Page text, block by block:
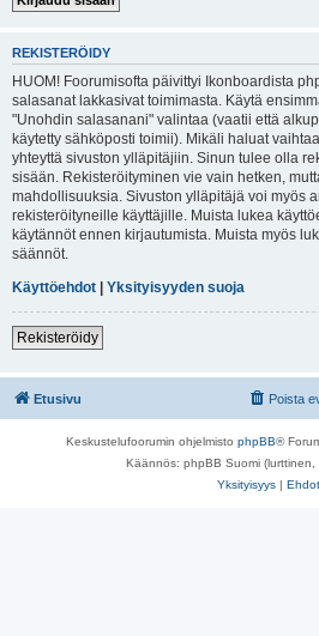
REKISTERÖIDY
HUOM! Foorumisofta päivittyi Ikonboardista
salasanat lakkasivat toimimasta. Käytä
"Unohdin salasanani" valintaa (vaatii että
käytetty sähköposti toimii). Mikäli haluat
yhteyttä sivuston ylläpitäjiin. Sinun tulee olla
sisään. Rekisteröityminen vie vain hetken,
mahdollisuuksia. Sivuston ylläpitäjä voi myös
rekisteröityneille käyttäjille. Muista lukea
käytännöt ennen kirjautumista. Muista myös
säännöt.
Käyttöehdot | Yksityisyyden suoja
Rekisteröidy
Etusivu Poista
Keskustelufoorumin ohjelmisto phpBB®
Käännös: phpBB Suomi (lurttinen,
Yksityisyys | Ehdot